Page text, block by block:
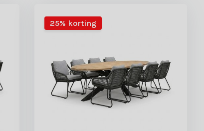
25% korting